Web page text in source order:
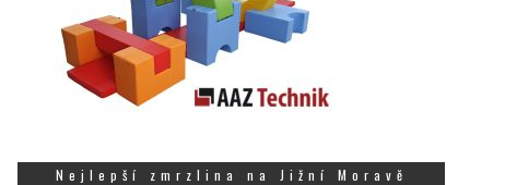
Nejlepší zmrzlina na Jižní Moravě